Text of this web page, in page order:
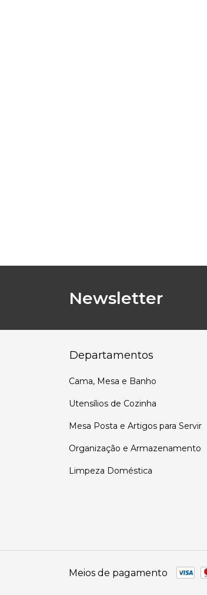
Newsletter
Departamentos
Cama, Mesa e Banho
Utensílios de Cozinha
Mesa Posta e Artigos para Servir
Organização e Armazenamento
Limpeza Doméstica
Meios de pagamento